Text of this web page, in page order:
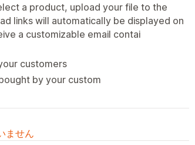
a product, upload your file to the
links will automatically be displayed on
a customizable email contai
customers
by your custom
ません